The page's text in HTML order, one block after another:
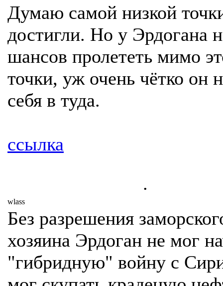
Думаю самой низкой
достигли. Но у Эрдогана
шансов пролететь мимо
точки, уж очень чётко он
себя в туда.
ссылка
.
wlass
Без разрешения
хозяина Эрдоган не мог
"гибридную" войну с